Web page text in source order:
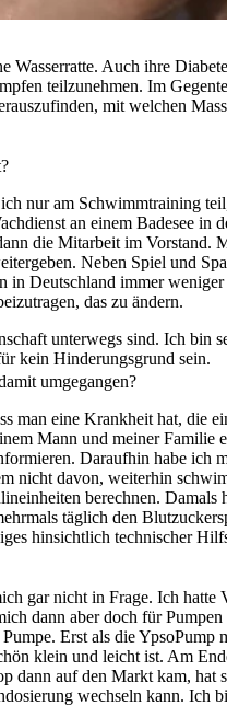
Auch ihre
teilzunehmen. Im
mit welchen
nur am Schwimmtraining
an einem Badesee in
die Mitarbeit im Vorstand.
Neben Spiel und
in Deutschland immer
das zu ändern.
unterwegs sind. Ich bin
kein Hinderungsgrund sein.
umgegangen?
man eine Krankheit hat, die
Mann und meiner Familie
Daraufhin habe ich
nicht davon, weiterhin
berechnen. Damals
täglich den
hinsichtlich technischer
gar nicht in Frage. Ich hatte
dann aber doch für Pumpen
Erst als die YpsoPump
klein und leicht ist. Am
dann auf den Markt kam, hat
wechseln kann. Ich